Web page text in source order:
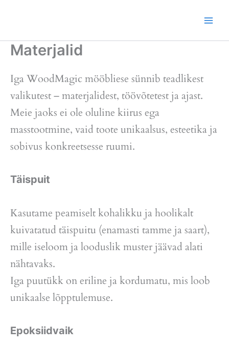
Materjalid
Iga WoodMagic mööbliese sünnib teadlikest
valikutest – materjalidest, töövõtetest ja ajast.
Meie jaoks ei ole oluline kiirus ega
masstootmine, vaid toote unikaalsus, esteetika ja
sobivus konkreetsesse ruumi.
Täispuit
Kasutame peamiselt kohalikku ja hoolikalt
kuivatatud täispuitu (enamasti tamme ja saart),
mille iseloom ja looduslik muster jäävad alati
nähtavaks.
Iga puutükk on eriline ja kordumatu, mis loob
unikaalse lõpptulemuse.
Epoksiidvaik